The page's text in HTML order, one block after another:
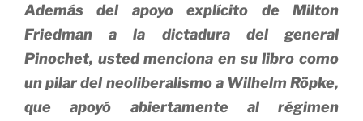
Además del apoyo explícito de Milton
Friedman a la dictadura del general
Pinochet, usted menciona en su libro como
un pilar del neoliberalismo a Wilhelm Röpke,
que apoyó abiertamente al régimen